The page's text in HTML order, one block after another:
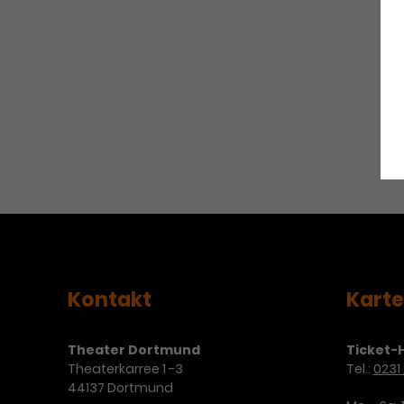
Kontakt
Theater Dortmund
Theaterkarree 1 -3
44137 Dortmund
Ticket-
Tel.: